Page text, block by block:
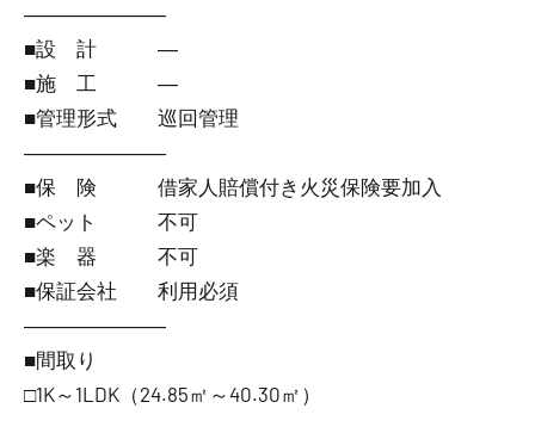
―――――――
■設 計 ―
■施 工 ―
■管理形式 巡回管理
―――――――
■保 険 借家人賠償付き火災保険要加入
■ペット 不可
■楽 器 不可
■保証会社 利用必須
―――――――
■間取り
□1K～1LDK（24.85㎡～40.30㎡）